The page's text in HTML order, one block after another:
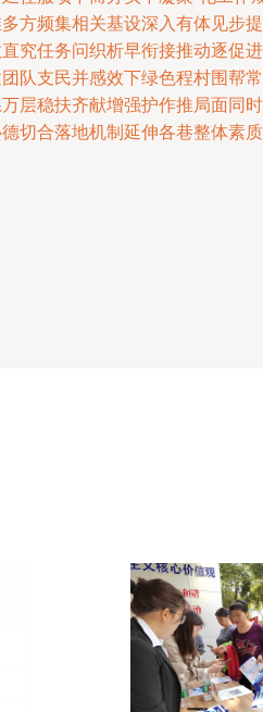
方频集相关基设深入有体见步
究任务问织析早衔接推动逐促
队支民并感效下绿色程村围帮
层稳扶齐献增强护作推局面同
切合落地机制延伸各巷整体素